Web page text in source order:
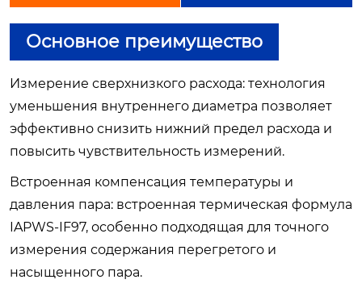
Основное преимущество
Измерение сверхнизкого расхода: технология
уменьшения внутреннего диаметра позволяет
эффективно снизить нижний предел расхода и
повысить чувствительность измерений.
Встроенная компенсация температуры и
давления пара: встроенная термическая формула
IAPWS-IF97, особенно подходящая для точного
измерения содержания перегретого и
насыщенного пара.